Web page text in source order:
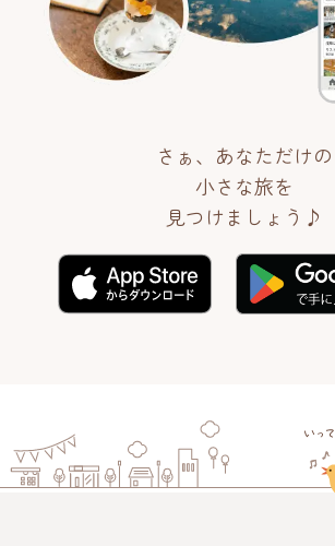
さぁ、あなただけの
小さな旅を
見つけましょう♪